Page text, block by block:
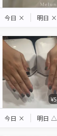
今日 × 明日 ×
今日 × 明日 △